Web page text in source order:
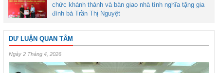
chức khánh thành và bàn giao nhà tình nghĩa tặng gia
đình bà Trần Thị Nguyệt
DƯ LUẬN QUAN TÂM
Ngày 2 Tháng 4, 2026